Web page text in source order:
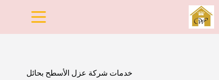
التجاوز
إلى
المحتوى
خدمات شركة عزل الأسطح بحائل